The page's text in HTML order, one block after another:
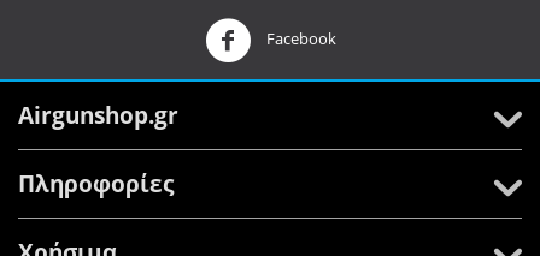
Facebook
Airgunshop.gr
Πληροφορίες